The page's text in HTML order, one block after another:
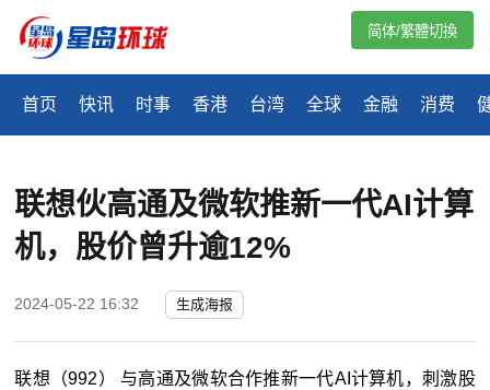
首页 快讯 时事 香港 台湾 全球 金融 消费
简体/繁體切換
联想伙高通及微软推新一代AI计算
机，股价曾升逾12%
2024-05-22 16:32 生成海报
联想（992） 与高通及微软合作推新一代AI计算机，刺激股